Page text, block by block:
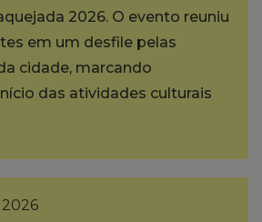
2026. O evento reuniu
em um desfile pelas
cidade, marcando
das atividades culturais